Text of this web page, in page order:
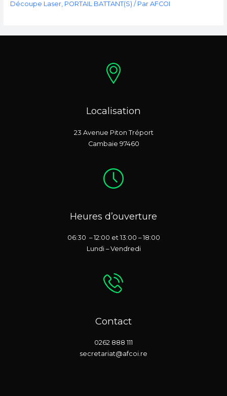
Découpe Laser, PORTAIL BATTANT(S) / Par AFCOI
Localisation
23 Avenue Piton Tréport
Cambaie 97460
Heures d’ouverture
06:30 – 12:00 et 13:00 – 18:00
Lundi – Vendredi
Contact
0262 888 111
secretariat@afcoi.re